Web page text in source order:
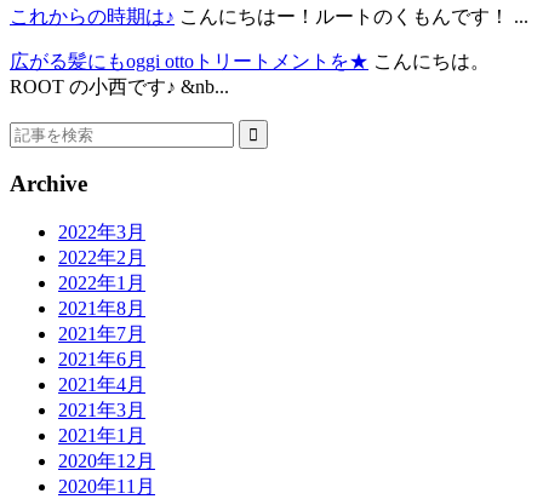
これからの時期は♪ こんにちはー！ルートのくもんです！ ...
広がる髪にもoggi ottoトリートメントを★ こんにちは。
ROOT の小西です♪ &nb...
Archive
2022年3月
2022年2月
2022年1月
2021年8月
2021年7月
2021年6月
2021年4月
2021年3月
2021年1月
2020年12月
2020年11月